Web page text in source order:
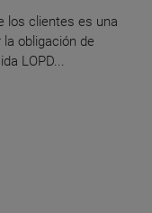
los clientes es una
obligación de
LOPD...